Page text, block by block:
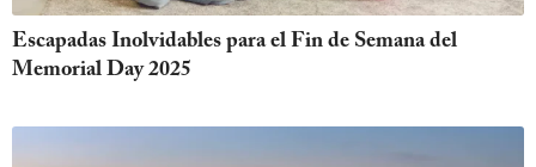
Escapadas Inolvidables para el Fin de Semana del
Memorial Day 2025